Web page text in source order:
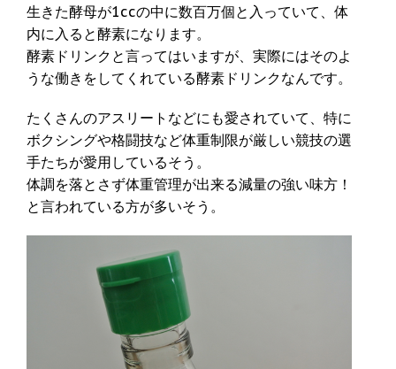
生きた酵母が1ccの中に数百万個と入っていて、体
内に入ると酵素になります。
酵素ドリンクと言ってはいますが、実際にはそのよ
うな働きをしてくれている酵素ドリンクなんです。
たくさんのアスリートなどにも愛されていて、特に
ボクシングや格闘技など体重制限が厳しい競技の選
手たちが愛用しているそう。
体調を落とさず体重管理が出来る減量の強い味方！
と言われている方が多いそう。